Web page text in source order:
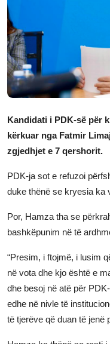
JETA
Gallery
Kandidati i PDK-së për
kërkuar nga Fatmir
zgjedhjet e 7 qershorit.
PDK-ja sot e refuzoi
duke thënë se kryesia ka
Por, Hamza tha se
bashkëpunim në të
“Presim, i ftojmë, i lusim
në vota dhe kjo është e
dhe besoj në atë për
edhe në nivle të
të tjerëve që duan të jenë